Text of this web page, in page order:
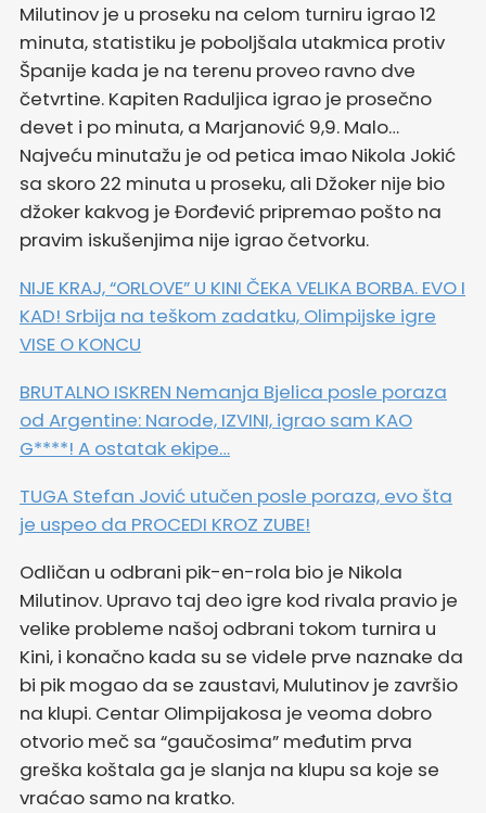
Milutinov je u proseku na celom turniru igrao 12
minuta, statistiku je poboljšala utakmica protiv
Španije kada je na terenu proveo ravno dve
četvrtine. Kapiten Raduljica igrao je prosečno
devet i po minuta, a Marjanović 9,9. Malo…
Najveću minutažu je od petica imao Nikola Jokić
sa skoro 22 minuta u proseku, ali Džoker nije bio
džoker kakvog je Đorđević pripremao pošto na
pravim iskušenjima nije igrao četvorku.
NIJE KRAJ, “ORLOVE” U KINI ČEKA VELIKA BORBA. EVO I
KAD! Srbija na teškom zadatku, Olimpijske igre
VISE O KONCU
BRUTALNO ISKREN Nemanja Bjelica posle poraza
od Argentine: Narode, IZVINI, igrao sam KAO
G****! A ostatak ekipe…
TUGA Stefan Jović utučen posle poraza, evo šta
je uspeo da PROCEDI KROZ ZUBE!
Odličan u odbrani pik-en-rola bio je Nikola
Milutinov. Upravo taj deo igre kod rivala pravio je
velike probleme našoj odbrani tokom turnira u
Kini, i konačno kada su se videle prve naznake da
bi pik mogao da se zaustavi, Mulutinov je završio
na klupi. Centar Olimpijakosa je veoma dobro
otvorio meč sa “gaučosima” međutim prva
greška koštala ga je slanja na klupu sa koje se
vraćao samo na kratko.